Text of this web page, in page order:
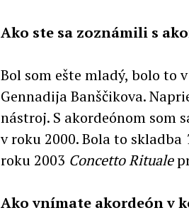
Ako ste sa zoznámili s
Bol som ešte mladý, bolo to
Gennadija Banščikova.
nástroj. S akordeónom som
v roku 2000. Bola to skladba
roku 2003 Concetto Rituale
Ako vnímate akordeón v